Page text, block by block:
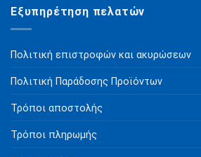
Εξυπηρέτηση πελατών
Πολιτική επιστροφών και ακυρώσεων
Πολιτική Παράδοσης Προϊόντων
Τρόποι αποστολής
Τρόποι πληρωμής